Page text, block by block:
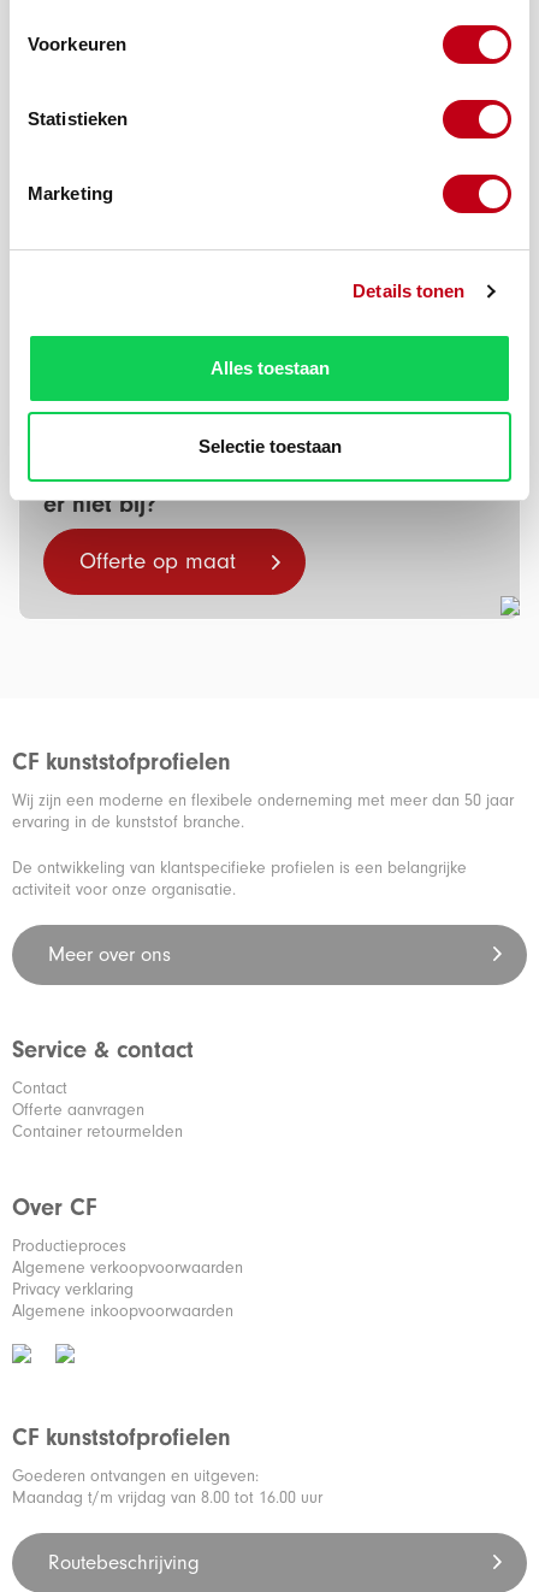
Voorkeuren
Statistieken
Marketing
Details tonen
Alles toestaan
Selectie toestaan
Zit uw product
er niet bij?
Offerte op maat
CF kunststofprofielen
Wij zijn een moderne en flexibele onderneming met meer dan 50 jaar
ervaring in de kunststof branche.
De ontwikkeling van klantspecifieke profielen is een belangrijke
activiteit voor onze organisatie.
Meer over ons
Service & contact
Contact
Offerte aanvragen
Container retourmelden
Over CF
Productieproces
Algemene verkoopvoorwaarden
Privacy verklaring
Algemene inkoopvoorwaarden
CF kunststofprofielen
Goederen ontvangen en uitgeven:
Maandag t/m vrijdag van 8.00 tot 16.00 uur
Routebeschrijving